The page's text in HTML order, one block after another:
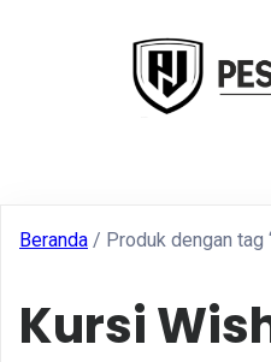
Beranda / Produk dengan tag
Kursi